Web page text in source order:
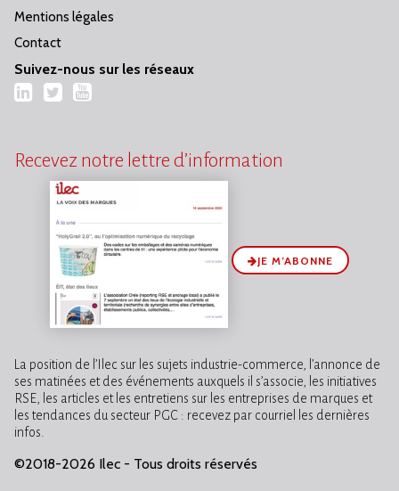
Mentions légales
Contact
Suivez-nous sur les réseaux
LinkedIn
TwitterYouTube
Recevez notre lettre d’information
JE M’ABONNE
La position de l’Ilec sur les sujets industrie-commerce, l’annonce de
ses matinées et des événements auxquels il s’associe, les initiatives
RSE, les articles et les entretiens sur les entreprises de marques et
les tendances du secteur PGC : recevez par courriel les dernières
infos.
©2018-2026 Ilec - Tous droits réservés